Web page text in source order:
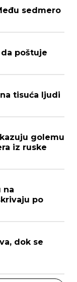
sedmero
poštuje
tisuća ljudi
golemu
iz ruske
na
po
dok se